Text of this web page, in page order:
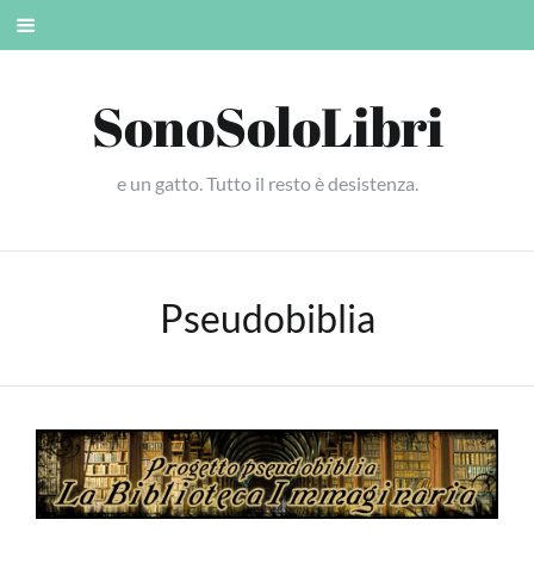
Skip
SonoSoloLibri
e un gatto. Tutto il resto è desistenza.
Pseudobiblia